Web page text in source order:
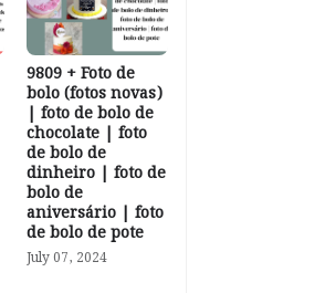
9809 + Foto de
bolo (fotos novas)
| foto de bolo de
chocolate | foto
de bolo de
dinheiro | foto de
bolo de
aniversário | foto
de bolo de pote
July 07, 2024